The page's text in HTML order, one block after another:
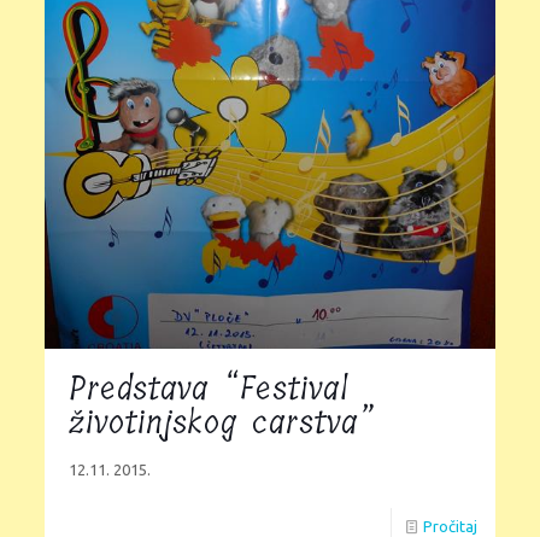
Predstava “Festival
životinjskog carstva”
12.11. 2015.
Pročitaj